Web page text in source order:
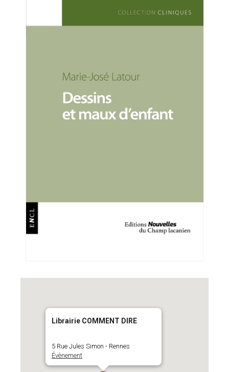
Librairie COMMENT DIRE
5 Rue Jules Simon - Rennes
Évènement